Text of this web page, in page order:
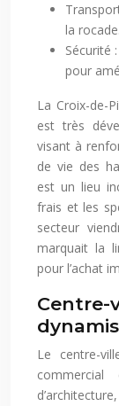
la rocade.
Sécurité
pour
La Croix-de-
est très
visant à
de vie des
est un lieu
frais et les
secteur
marquait la
pour l’achat
Centre-
Le centre-